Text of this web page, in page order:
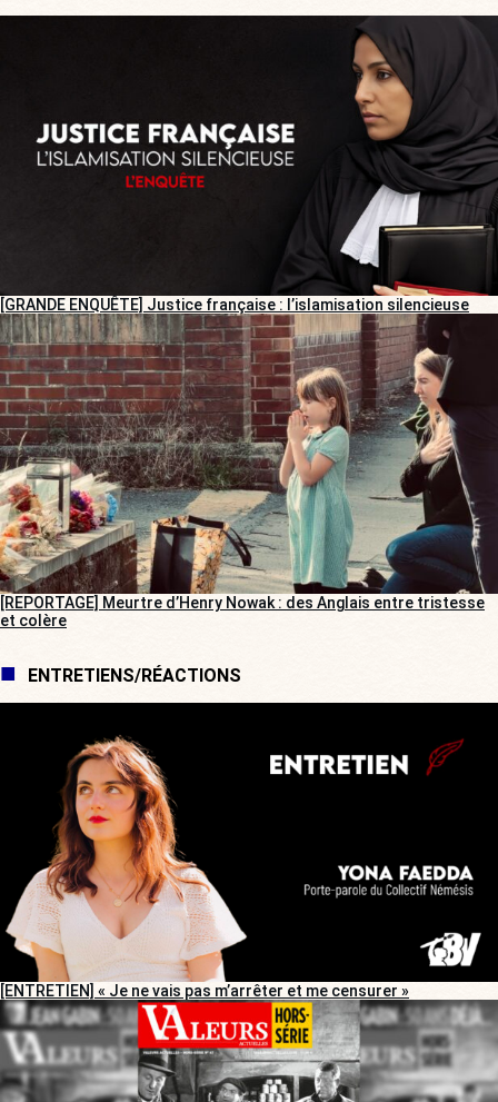
[GRANDE ENQUÊTE] Justice française : l’islamisation silencieuse
[REPORTAGE] Meurtre d’Henry Nowak : des Anglais entre tristesse
et colère
ENTRETIENS/RÉACTIONS
[ENTRETIEN] « Je ne vais pas m’arrêter et me censurer »